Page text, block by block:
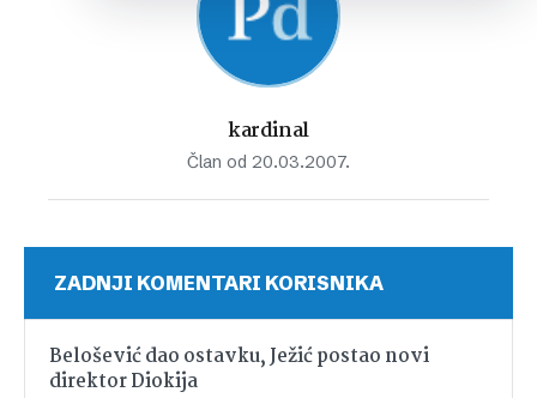
kardinal
Član od 20.03.2007.
ZADNJI KOMENTARI KORISNIKA
Belošević dao ostavku, Ježić postao novi
direktor Diokija